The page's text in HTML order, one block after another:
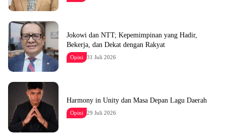
Jokowi dan NTT; Kepemimpinan yang Hadir,
Bekerja, dan Dekat dengan Rakyat
Opini 31 Juli 2026
Harmony in Unity dan Masa Depan Lagu Daerah
Opini 29 Juli 2026